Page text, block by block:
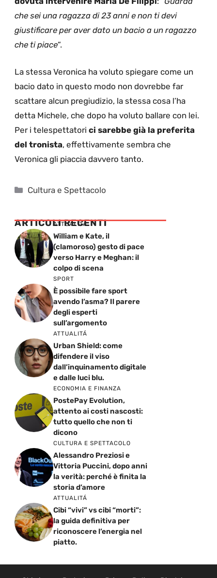
che sei una ragazza di 23 anni e non ti devi
giustificare per aver dato un bacio a un ragazzo
che ti piace“.
La stessa Veronica ha voluto spiegare come un
bacio dato in questo modo non dovrebbe far
scattare alcun pregiudizio, la stessa cosa l’ha
detta Michele, che dopo ha voluto ballare con lei.
Per i telespettatori ci sarebbe già la preferita
del tronista, effettivamente sembra che
Veronica gli piaccia davvero tanto.
Categorie
Cultura e Spettacolo
ARTICOLI RECENTI
ATTUALITÁ
William e Kate, il
(clamoroso) gesto di pace
verso Harry e Meghan: il
colpo di scena
SPORT
È possibile fare sport
avendo l’asma? Il parere
degli esperti
sull’argomento
ATTUALITÁ
Urban Shield: come
difendere il viso
dall’inquinamento digitale
e dalle luci blu.
ECONOMIA E FINANZA
PostePay Evolution,
attento ai costi nascosti:
tutto quello che non ti
dicono
CULTURA E SPETTACOLO
Alessandro Preziosi e
Vittoria Puccini, dopo anni
la verità: perché è finita la
storia d’amore
ATTUALITÁ
Cibi “vivi” vs cibi “morti”:
la guida definitiva per
riconoscere l’energia nel
piatto.